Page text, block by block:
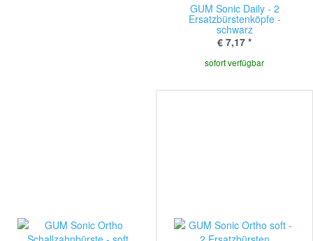
GUM Sonic Daily - 2
Ersatzbürstenköpfe -
schwarz
€ 7,17 *
sofort verfügbar